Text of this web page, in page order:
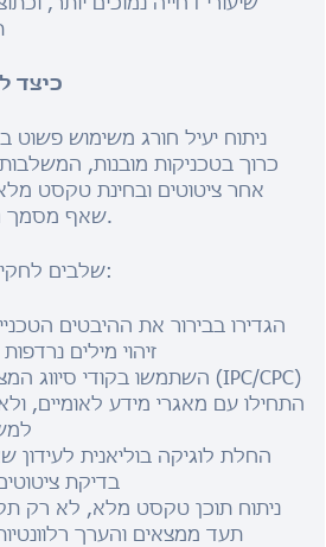
כיצד
ניתוח יעיל חורג משימוש פשוט
כרוך בטכניקות מובנות,
אחר ציטוטים ובחינת טקסט
שאף מסמך רלוונטי לא יתעלם.
שלבים לחקירה יסודית כוללים:
הגדירו בבירור את ההיבטים
זיהוי מילים
השתמשו בקודי סיווג המצאות בינלאומיים (IPC/CPC)
התחילו עם מאגרי מידע לאומיים,
החלת לוגיקה בוליאנית
בדיקת
ניתוח תוכן טקסט מלא, לא רק
תעד ממצאים והערך